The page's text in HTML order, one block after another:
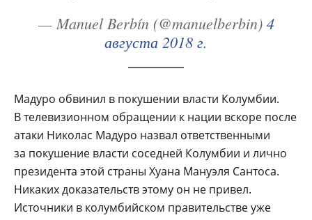
— Manuel Berbín (@manuelberbin) 4
августа 2018 г.
Мадуро обвинил в покушении власти Колумбии.
В телевизионном обращении к нации вскоре после
атаки Николас Мадуро назвал ответственными
за покушение власти соседней Колумбии и лично
президента этой страны Хуана Мануэля Сантоса.
Никаких доказательств этому он не привел.
Источники в колумбийском правительстве уже